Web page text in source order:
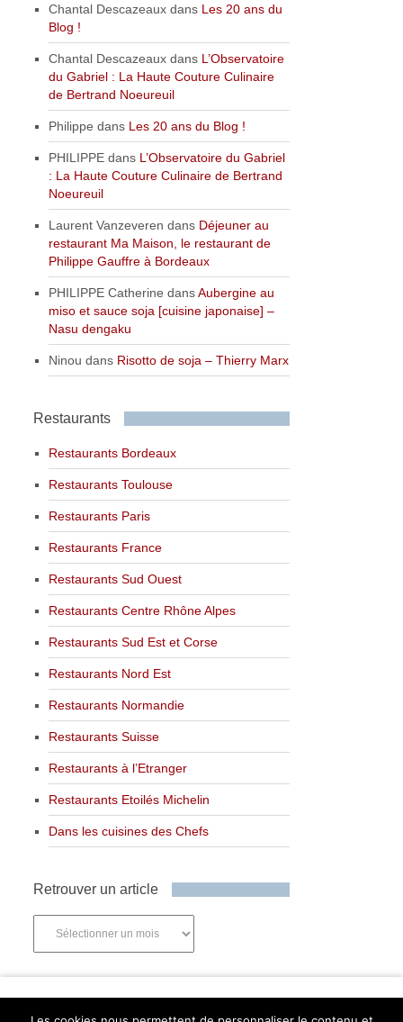
Chantal Descazeaux dans Les 20 ans du
Blog !
Chantal Descazeaux dans L’Observatoire
du Gabriel : La Haute Couture Culinaire
de Bertrand Noeureuil
Philippe dans Les 20 ans du Blog !
PHILIPPE dans L’Observatoire du Gabriel
: La Haute Couture Culinaire de Bertrand
Noeureuil
Laurent Vanzeveren dans Déjeuner au
restaurant Ma Maison, le restaurant de
Philippe Gauffre à Bordeaux
PHILIPPE Catherine dansAubergine au
miso et sauce soja [cuisine japonaise] –
Nasu dengaku
Ninou dans Risotto de soja – Thierry Marx
Restaurants
Restaurants Bordeaux
Restaurants Toulouse
Restaurants Paris
Restaurants France
Restaurants Sud Ouest
Restaurants Centre Rhône Alpes
Restaurants Sud Est et Corse
Restaurants Nord Est
Restaurants Normandie
Restaurants Suisse
Restaurants à l’Etranger
Restaurants Etoilés Michelin
Dans les cuisines des Chefs
Retrouver un article